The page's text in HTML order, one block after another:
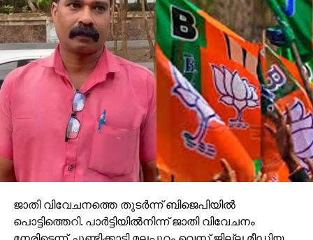
ജാതി വിവേചനത്തെ തുടര്‍ന്ന് ബിജെപിയില്‍
പൊട്ടിത്തെറി. പാര്‍ട്ടിയില്‍നിന്ന് ജാതി വിവേചനം